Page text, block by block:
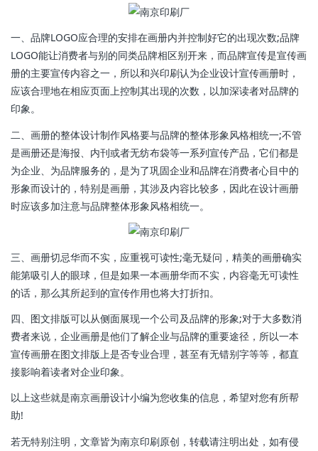
一、品牌LOGO应合理的安排在画册内并控制好它的出现次数;品牌
LOGO能让消费者与别的同类品牌相区别开来，而品牌宣传是宣传画
册的主要宣传内容之一，所以和兴印刷认为企业设计宣传画册时，
应该合理地在相应页面上控制其出现的次数，以加深读者对品牌的
印象。
二、画册的整体设计制作风格要与品牌的整体形象风格相统一;不管
是画册还是海报、内刊或者无纺布袋等一系列宣传产品，它们都是
为企业、为品牌服务的，是为了巩固企业和品牌在消费者心目中的
形象而设计的，特别是画册，其涉及内容比较多，因此在设计画册
时应该多加注意与品牌整体形象风格相统一。
三、画册切忌华而不实，应重视可读性;毫无疑问，精美的画册确实
能第吸引人的眼球，但是如果一本画册华而不实，内容毫无可读性
的话，那么其所起到的宣传作用也将大打折扣。
四、图文排版可以从侧面展现一个公司及品牌的形象;对于大多数消
费者来说，企业画册是他们了解企业与品牌的重要途径，所以一本
宣传画册在图文排版上是否专业合理，甚至有无错别字等等，都直
接影响着读者对企业印象。
以上这些就是南京画册设计小编为您收集的信息，希望对您有所帮
助!
若无特别注明，文章皆为南京印刷原创，转载请注明出处，如有侵